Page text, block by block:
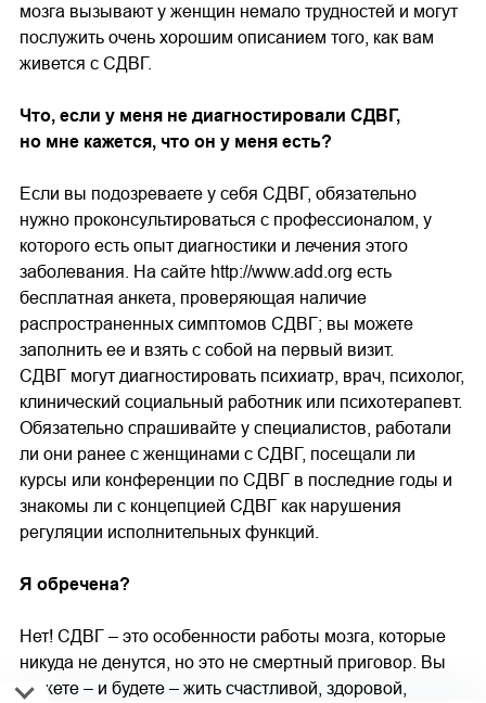
мозга вызывают у женщин немало трудностей и могут
послужить очень хорошим описанием того, как вам
живется с СДВГ.
Что, если у меня не диагностировали СДВГ,
но мне кажется, что он у меня есть?
Если вы подозреваете у себя СДВГ, обязательно
нужно проконсультироваться с профессионалом, у
которого есть опыт диагностики и лечения этого
заболевания. На сайте http://www.add.org есть
бесплатная анкета, проверяющая наличие
распространенных симптомов СДВГ; вы можете
заполнить ее и взять с собой на первый визит.
СДВГ могут диагностировать психиатр, врач, психолог,
клинический социальный работник или психотерапевт.
Обязательно спрашивайте у специалистов, работали
ли они ранее с женщинами с СДВГ, посещали ли
курсы или конференции по СДВГ в последние годы и
знакомы ли с концепцией СДВГ как нарушения
регуляции исполнительных функций.
Я обречена?
Нет! СДВГ – это особенности работы мозга, которые
никуда не денутся, но это не смертный приговор. Вы
можете – и будете – жить счастливой, здоровой,